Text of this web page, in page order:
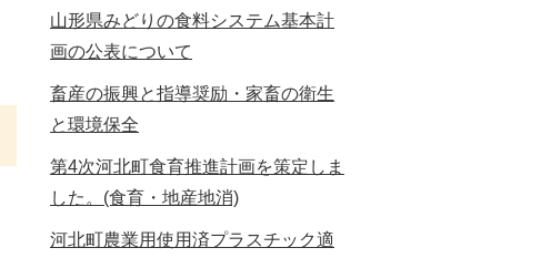
山形県みどりの食料システム基本計
画の公表について
畜産の振興と指導奨励・家畜の衛生
と環境保全
第4次河北町食育推進計画を策定しま
した。(食育・地産地消)
河北町農業用使用済プラスチック適